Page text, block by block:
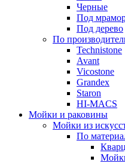
Черные
Под
Под дерево
По
Technistone
Avant
Vicostone
Grandex
Staron
HI-MACS
Мойки и раковины
Мойки из
По